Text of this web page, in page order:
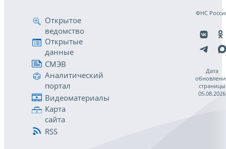
Открытое
ведомство
Открытые
данные
СМЭВ
Аналитический
портал
Видеоматериалы
Карта
сайта
RSS
ФНС
Дата
страницы
05.08.2026